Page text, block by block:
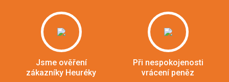
Jsme ověření
zákazníky Heuréky
Při nespokojenosti
vrácení peněz